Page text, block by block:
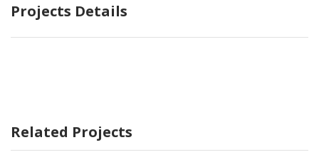
Projects Details
Related Projects